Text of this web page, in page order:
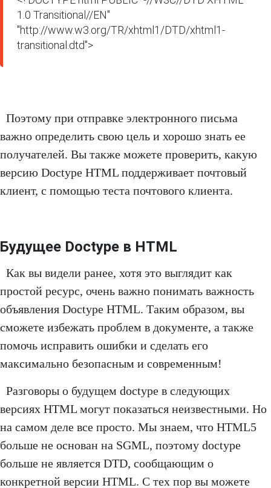
1.0 Transitional//EN"
"http://www.w3.org/TR/xhtml1/DTD/xhtml1-
transitional.dtd">
Поэтому при отправке электронного письма
важно определить свою цель и хорошо знать ее
получателей. Вы также можете проверить, какую
версию Doctype HTML поддерживает почтовый
клиент, с помощью теста почтового клиента.
Будущее Doctype в HTML
Как вы видели ранее, хотя это выглядит как
простой ресурс, очень важно понимать важность
объявления Doctype HTML. Таким образом, вы
сможете избежать проблем в документе, а также
помочь исправить ошибки и сделать его
максимально безопасным и современным!
Разговоры о будущем doctype в следующих
версиях HTML могут показаться неизвестными. Но
на самом деле все просто. Мы знаем, что HTML5
больше не основан на SGML, поэтому doctype
больше не является DTD, сообщающим о
конкретной версии HTML. С тех пор вы можете